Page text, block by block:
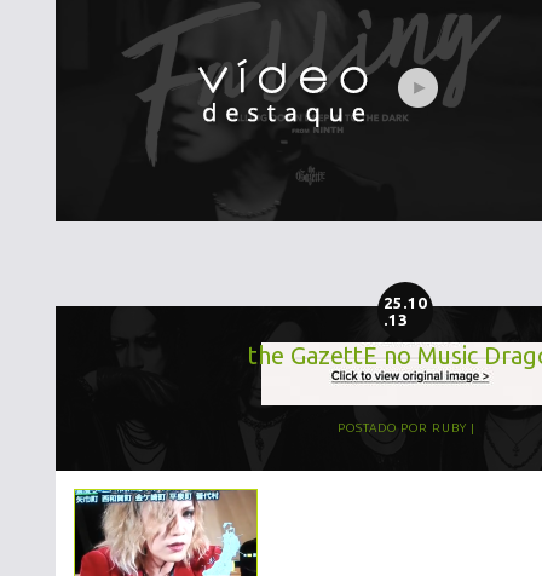
25.10
.13
the GazettE no Music
POSTADO POR RUBY